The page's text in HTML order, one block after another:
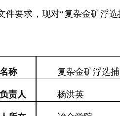
件要求，现对“复杂金矿浮
称 复杂金矿浮选
责人 杨洪英